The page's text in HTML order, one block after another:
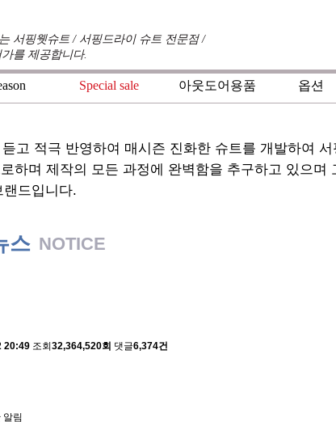
서핑웻슈트 / 서핑드라이 슈트 전문점 /
를 제공합니다.
+
+
Special sale
+
아웃도어용품 옵션
고 적극 반영하여 매시즌 진화한 슈트를 개발하여
하며 제작의 모든 과정에 완벽함을 추구하고 있으며
드입니다.
스 NOTICE
20:49 조회 32,364,520회 댓글6,374건
알림